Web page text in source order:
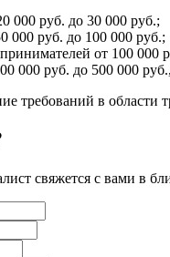
000 руб. до 30 000 руб.;
000 руб. до 100 000 руб.;
от 100 000
000 руб. до 500 000
требований в области
свяжется с вами в